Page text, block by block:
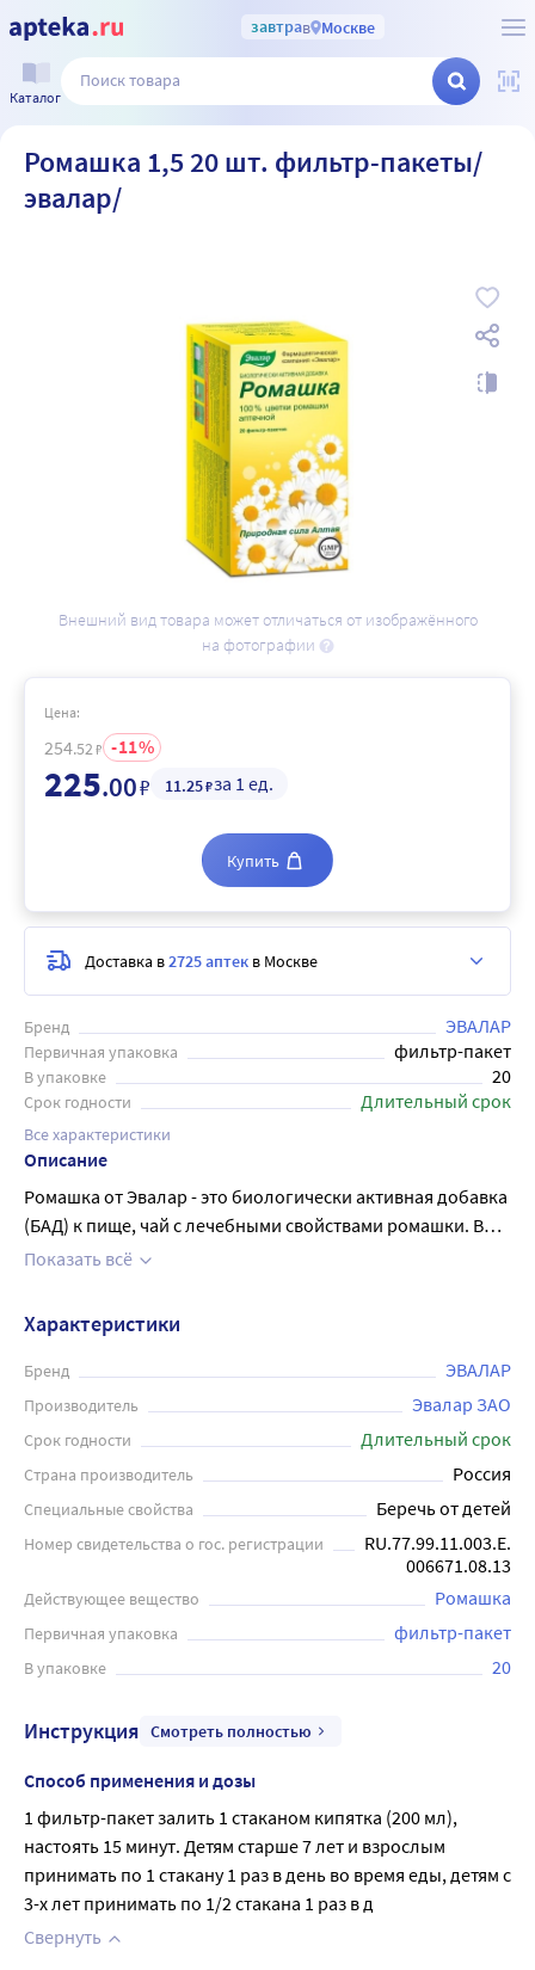
завтрав Москве
Каталог
Ромашка 1,5 20 шт. фильтр-пакеты/
эвалар/
Внешний вид товара может отличаться от изображённого
на фотографии
Бренд ЭВАЛАР
Первичная упаковка фильтр-пакет
В упаковке 20
Срок годности Длительный срок
Все характеристики
Описание
Ромашка от Эвалар - это биологически активная добавка
(БАД) к пище, чай с лечебными свойствами ромашки. В
упаковке содержаться 20 фильтр-пакетов по 1,5 г
заболеваниях, нарушении функций органов
пищеварения, при нарушении сна для снятия нервного
напряжения, при воспалительных процессах верхних
дыхательных путей как противовоспалительное и
пакет в кипяток и наслаждайтесь ароматным напитком с
успокаивающим и расслабляющим действием на
организм. 1 фильтр-пакет залить 1 стаканом кипятка (200
мл), настоять 15 минут. Детям старше 7 лет и взрослым
принимать по 1 стакану 1 раз в день во время еды, детям с
3-х лет принимать по 1/2 стакана 1 раз в день. Перед
применением рекомендуется проконсультироваться с
Показать всё
Цена:
254.52 ₽ 11
225.00₽ 11.25₽за 1 ед.
Купить
Доставка в2725 аптек в Москве
Характеристики
Бренд ЭВАЛАР
Производитель Эвалар ЗАО
Срок годности Длительный срок
Страна производитель Россия
Специальные свойства Беречь от детей
Номер свидетельства о гос. регистрации
RU.77.99.11.003.E.
006671.08.13
Действующее вещество Ромашка
Первичная упаковка фильтр-пакет
В упаковке 20
Инструкция Смотреть полностью
Способ применения и дозы
1 фильтр-пакет залить 1 стаканом кипятка (200 мл),
настоять 15 минут. Детям старше 7 лет и взрослым
принимать по 1 стакану 1 раз в день во время еды, детям с
3-х лет принимать по 1/2 стакана 1 раз в д
Свернуть